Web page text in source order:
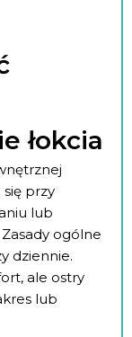
łokcia
się przy
lub
ogólne
dziennie.
ale ostry
lub